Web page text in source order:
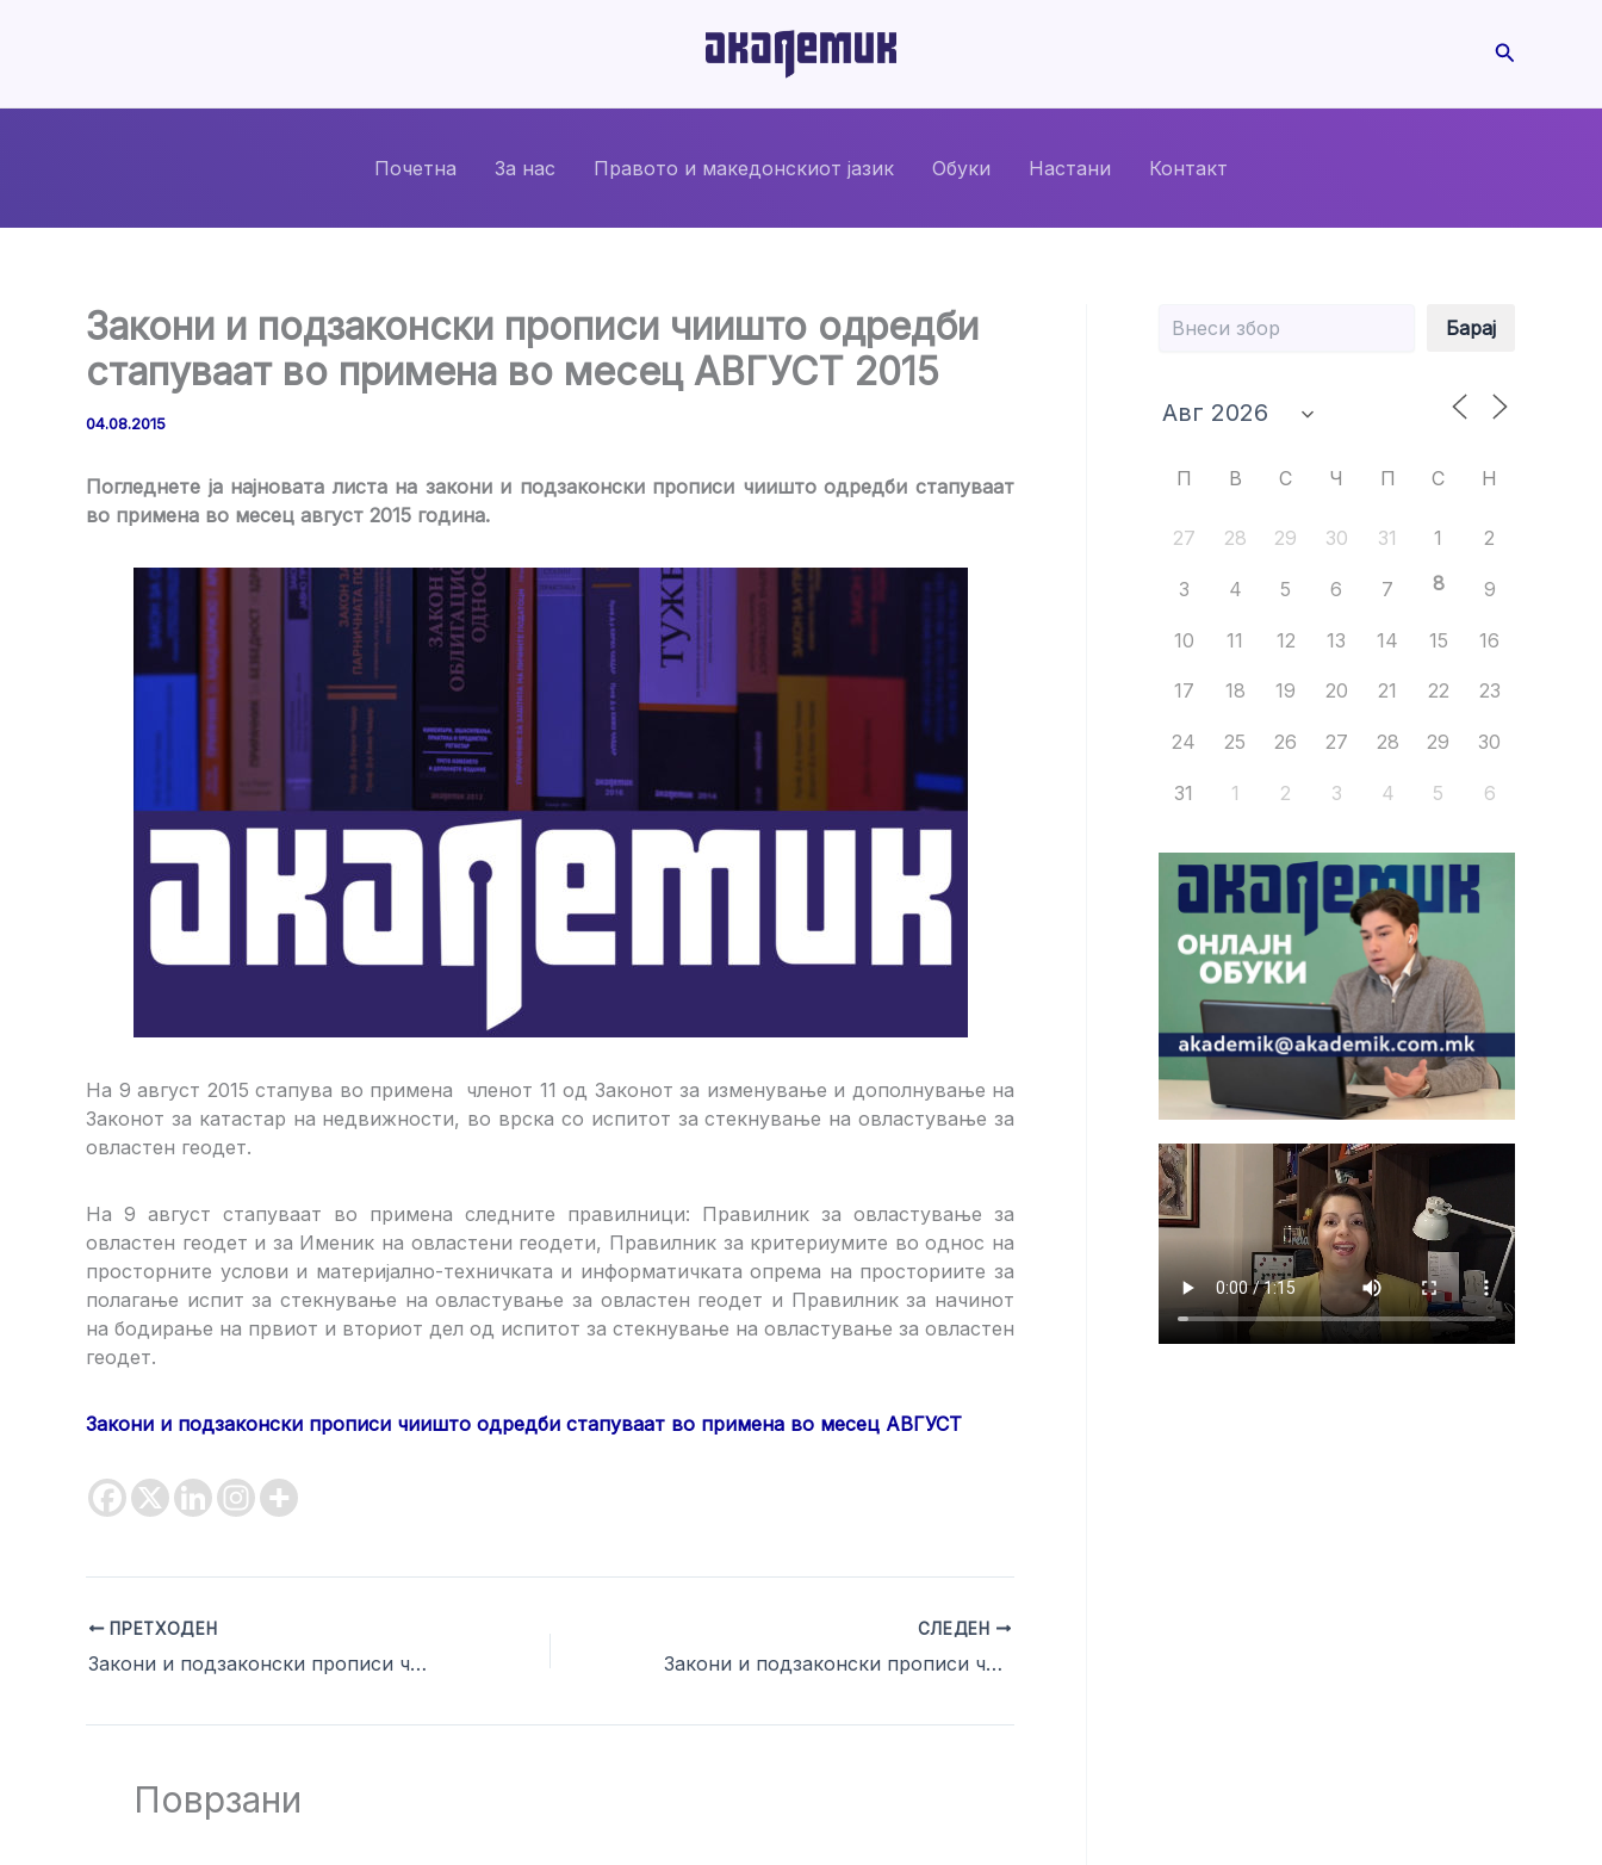
Search
Почетна За нас Правото и македонскиот јазик Обуки Настани Контакт
Закони и подзаконски прописи чиишто одредби
стапуваат во примена во месец АВГУСТ 2015
04.08.2015
Погледнете ја најновата листа на закони и подзаконски прописи чиишто одредби стапуваат
во примена во месец август 2015 година.
На 9 август 2015 стапува во примена членот 11 од Законот за изменување и дополнување на
Законот за катастар на недвижности, во врска со испитот за стекнување на овластување за
овластен геодет.
На 9 август стапуваат во примена следните правилници: Правилник за овластување за
овластен геодет и за Именик на овластени геодети, Правилник за критериумите во однос на
просторните услови и материјално-техничката и информатичката опрема на просториите за
полагање испит за стекнување на овластување за овластен геодет и Правилник за начинот
на бодирање на првиот и вториот дел од испитот за стекнување на овластување за овластен
геодет.
Закони и подзаконски прописи чиишто одредби стапуваат во примена во месец АВГУСТ
ПРЕТХОДЕН
Закони и подзаконски прописи чиишто одредби стапуваат во примена или престануваат да важат во месец ЈУЛИ 2015
СЛЕДЕН
Закони и подзаконски прописи чиишто одредби стапуваат во примена или престануваат да важат во месец СЕПТЕМВРИ 2015
Поврзани
Барај
П В С Ч П С Н
27 28 29 30 31 1 2
3 4 5 6 7 8 9
10 11 12 13 14 15 16
17 18 19 20 21 22 23
24 25 26 27 28 29 30
31 1 2 3 4 5 6